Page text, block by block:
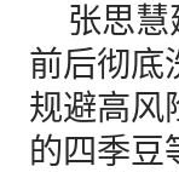
张思慧
前后彻底
规避高风
的四季豆